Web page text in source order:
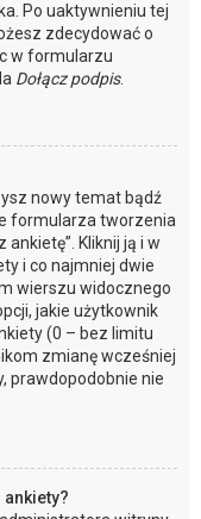
Po uaktywnieniu tej
zdecydować o
w formularzu
Dołącz podpis.
nowy temat bądź
formularza tworzenia
Kliknij ją i w
i co najmniej dwie
wierszu widocznego
jakie użytkownik
(0 – bez limitu
zmianę wcześniej
prawdopodobnie nie